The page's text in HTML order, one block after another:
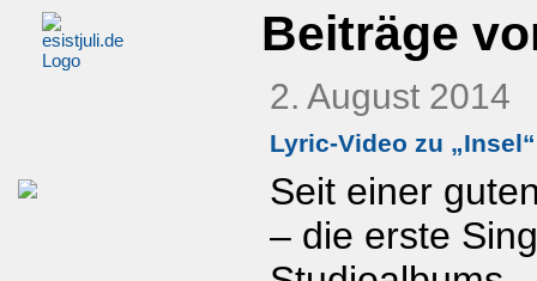
Beiträge
2. August 2014
Lyric-Video zu „Insel“
Seit einer
– die erste